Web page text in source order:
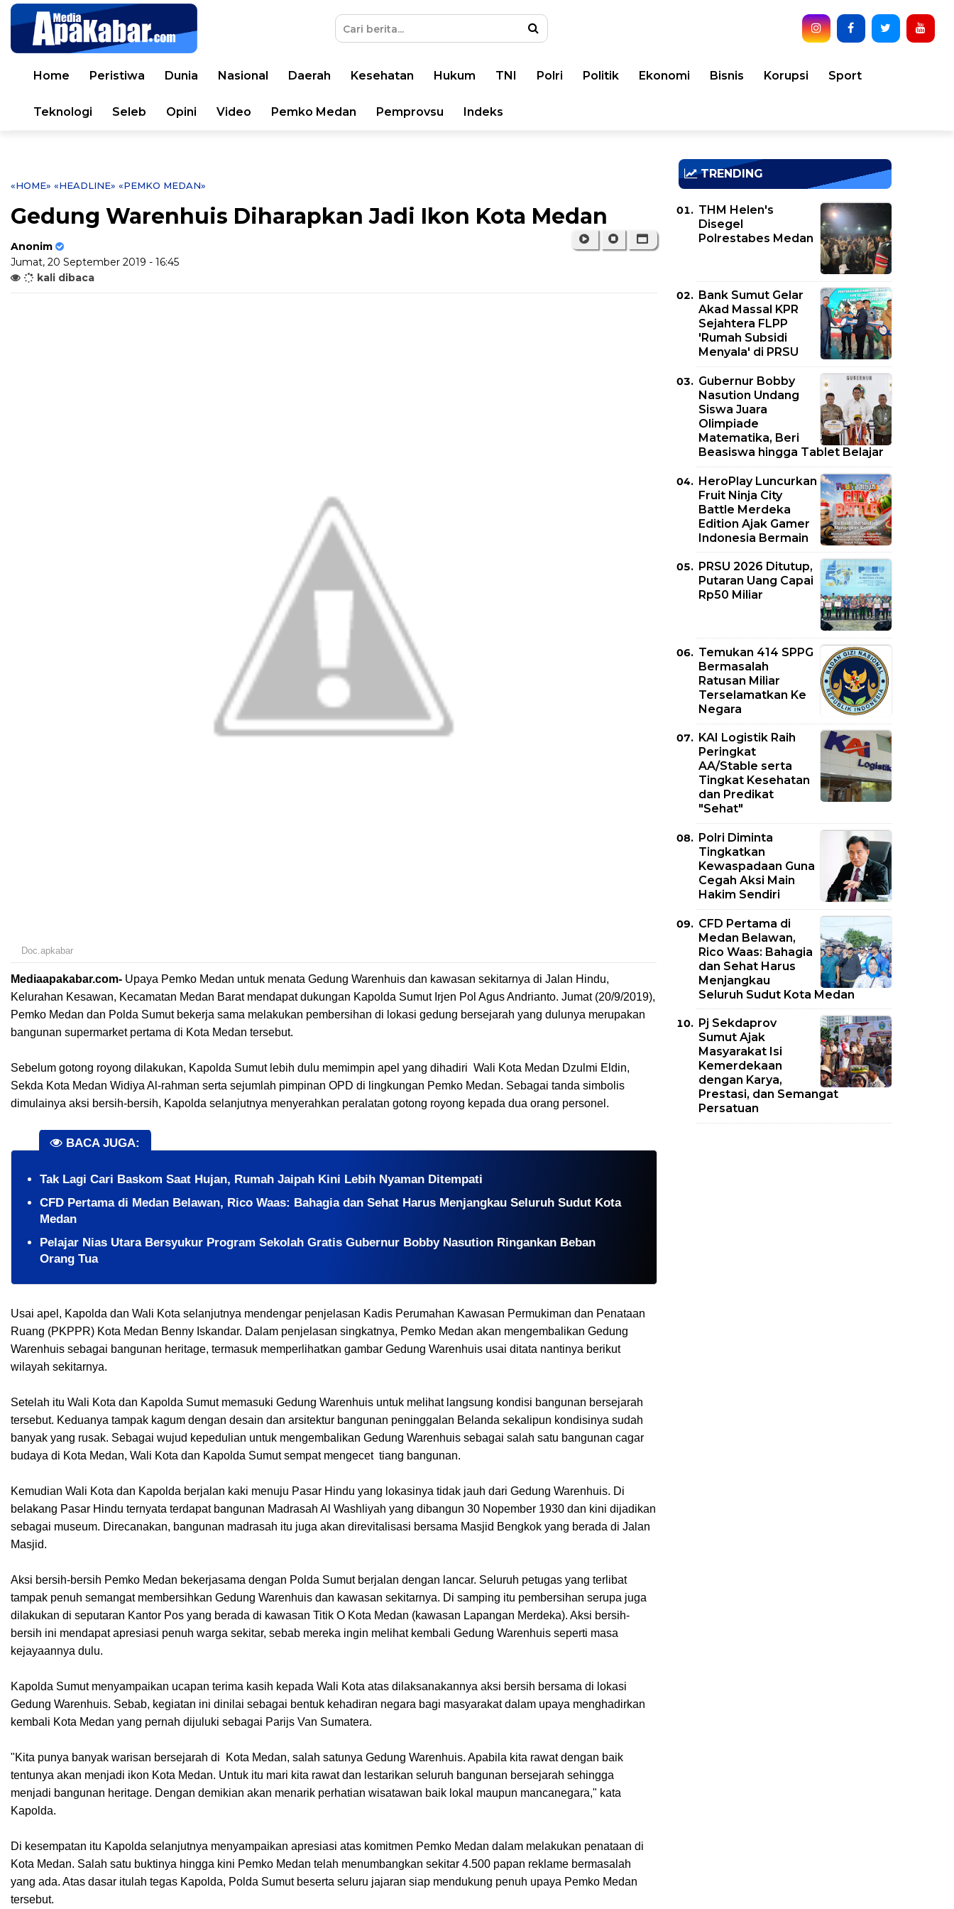
Home Peristiwa Dunia Nasional Daerah Kesehatan Hukum TNI Polri Politik Ekonomi Bisnis Korupsi Sport
Teknologi Seleb Opini Video Pemko Medan Pemprovsu Indeks
«HOME» «HEADLINE» «PEMKO MEDAN»
Gedung Warenhuis Diharapkan Jadi Ikon Kota Medan
Anonim
Jumat, 20 September 2019 - 16:45
kali dibaca
Doc.apkabar
Mediaapakabar.com- Upaya Pemko Medan untuk menata Gedung Warenhuis dan kawasan sekitarnya di Jalan Hindu,
Kelurahan Kesawan, Kecamatan Medan Barat mendapat dukungan Kapolda Sumut Irjen Pol Agus Andrianto. Jumat (20/9/2019),
Pemko Medan dan Polda Sumut bekerja sama melakukan pembersihan di lokasi gedung bersejarah yang dulunya merupakan
bangunan supermarket pertama di Kota Medan tersebut.
Sebelum gotong royong dilakukan, Kapolda Sumut lebih dulu memimpin apel yang dihadiri Wali Kota Medan Dzulmi Eldin,
Sekda Kota Medan Widiya Al-rahman serta sejumlah pimpinan OPD di lingkungan Pemko Medan. Sebagai tanda simbolis
dimulainya aksi bersih-bersih, Kapolda selanjutnya menyerahkan peralatan gotong royong kepada dua orang personel.
BACA JUGA:
Tak Lagi Cari Baskom Saat Hujan, Rumah Jaipah Kini Lebih Nyaman Ditempati
CFD Pertama di Medan Belawan, Rico Waas: Bahagia dan Sehat Harus Menjangkau Seluruh Sudut Kota
Medan
Pelajar Nias Utara Bersyukur Program Sekolah Gratis Gubernur Bobby Nasution Ringankan Beban
Orang Tua
Usai apel, Kapolda dan Wali Kota selanjutnya mendengar penjelasan Kadis Perumahan Kawasan Permukiman dan Penataan
Ruang (PKPPR) Kota Medan Benny Iskandar. Dalam penjelasan singkatnya, Pemko Medan akan mengembalikan Gedung
Warenhuis sebagai bangunan heritage, termasuk memperlihatkan gambar Gedung Warenhuis usai ditata nantinya berikut
wilayah sekitarnya.
Setelah itu Wali Kota dan Kapolda Sumut memasuki Gedung Warenhuis untuk melihat langsung kondisi bangunan bersejarah
tersebut. Keduanya tampak kagum dengan desain dan arsitektur bangunan peninggalan Belanda sekalipun kondisinya sudah
banyak yang rusak. Sebagai wujud kepedulian untuk mengembalikan Gedung Warenhuis sebagai salah satu bangunan cagar
budaya di Kota Medan, Wali Kota dan Kapolda Sumut sempat mengecet tiang bangunan.
Kemudian Wali Kota dan Kapolda berjalan kaki menuju Pasar Hindu yang lokasinya tidak jauh dari Gedung Warenhuis. Di
belakang Pasar Hindu ternyata terdapat bangunan Madrasah Al Washliyah yang dibangun 30 Nopember 1930 dan kini dijadikan
sebagai museum. Direcanakan, bangunan madrasah itu juga akan direvitalisasi bersama Masjid Bengkok yang berada di Jalan
Masjid.
Aksi bersih-bersih Pemko Medan bekerjasama dengan Polda Sumut berjalan dengan lancar. Seluruh petugas yang terlibat
tampak penuh semangat membersihkan Gedung Warenhuis dan kawasan sekitarnya. Di samping itu pembersihan serupa juga
dilakukan di seputaran Kantor Pos yang berada di kawasan Titik O Kota Medan (kawasan Lapangan Merdeka). Aksi bersih-
bersih ini mendapat apresiasi penuh warga sekitar, sebab mereka ingin melihat kembali Gedung Warenhuis seperti masa
kejayaannya dulu.
Kapolda Sumut menyampaikan ucapan terima kasih kepada Wali Kota atas dilaksanakannya aksi bersih bersama di lokasi
Gedung Warenhuis. Sebab, kegiatan ini dinilai sebagai bentuk kehadiran negara bagi masyarakat dalam upaya menghadirkan
kembali Kota Medan yang pernah dijuluki sebagai Parijs Van Sumatera.
"Kita punya banyak warisan bersejarah di Kota Medan, salah satunya Gedung Warenhuis. Apabila kita rawat dengan baik
tentunya akan menjadi ikon Kota Medan. Untuk itu mari kita rawat dan lestarikan seluruh bangunan bersejarah sehingga
menjadi bangunan heritage. Dengan demikian akan menarik perhatian wisatawan baik lokal maupun mancanegara," kata
Kapolda.
Di kesempatan itu Kapolda selanjutnya menyampaikan apresiasi atas komitmen Pemko Medan dalam melakukan penataan di
Kota Medan. Salah satu buktinya hingga kini Pemko Medan telah menumbangkan sekitar 4.500 papan reklame bermasalah
yang ada. Atas dasar itulah tegas Kapolda, Polda Sumut beserta seluru jajaran siap mendukung penuh upaya Pemko Medan
tersebut.
TRENDING
THM Helen's
Disegel
Polrestabes Medan
Bank Sumut Gelar
Akad Massal KPR
Sejahtera FLPP
'Rumah Subsidi
Menyala' di PRSU
Gubernur Bobby
Nasution Undang
Siswa Juara
Olimpiade
Matematika, Beri
Beasiswa hingga Tablet Belajar
HeroPlay Luncurkan
Fruit Ninja City
Battle Merdeka
Edition Ajak Gamer
Indonesia Bermain
PRSU 2026 Ditutup,
Putaran Uang Capai
Rp50 Miliar
Temukan 414 SPPG
Bermasalah
Ratusan Miliar
Terselamatkan Ke
Negara
KAI Logistik Raih
Peringkat
AA/Stable serta
Tingkat Kesehatan
dan Predikat
"Sehat"
Polri Diminta
Tingkatkan
Kewaspadaan Guna
Cegah Aksi Main
Hakim Sendiri
CFD Pertama di
Medan Belawan,
Rico Waas: Bahagia
dan Sehat Harus
Menjangkau
Seluruh Sudut Kota Medan
Pj Sekdaprov
Sumut Ajak
Masyarakat Isi
Kemerdekaan
dengan Karya,
Prestasi, dan Semangat
Persatuan